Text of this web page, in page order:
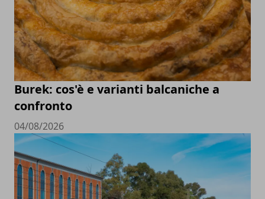
Burek: cos'è e varianti balcaniche a
confronto
04/08/2026